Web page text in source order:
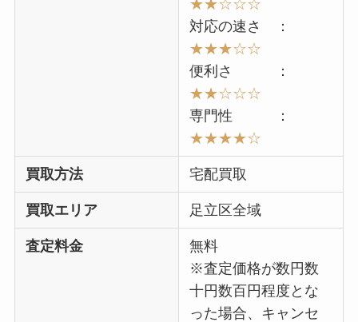
★★☆☆☆
対応の速さ ：
★★★☆☆
便利さ ：
★★☆☆☆
専門性 ：
★★★★☆
買取方法 宅配買取
買取エリア 足立区全域
査定料金
無料
※査定価格が数円数
十円数百円程度とな
った場合、キャンセ